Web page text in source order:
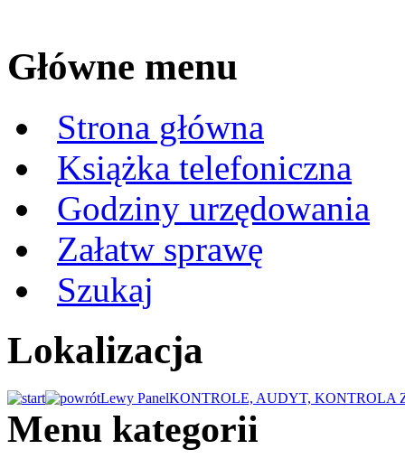
Główne menu
Strona główna
Książka telefoniczna
Godziny urzędowania
Załatw sprawę
Szukaj
Lokalizacja
Lewy PanelKONTROLE, AUDYT, KONTROLA
Menu kategorii